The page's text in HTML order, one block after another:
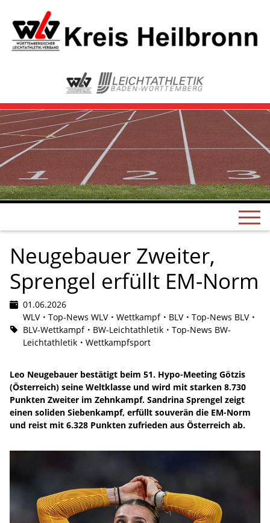
Neugebauer Zweiter,
Sprengel erfüllt EM-Norm
01.06.2026
WLV
Top-News WLV Wettkampf BLV
Top-News BLV
BLV-Wettkampf
BW-Leichtathletik
Top-News BW-
Leichtathletik
Wettkampfsport
Leo Neugebauer bestätigt beim 51. Hypo-Meeting Götzis
(Österreich) seine Weltklasse und wird mit starken 8.730
Punkten Zweiter im Zehnkampf. Sandrina Sprengel zeigt
einen soliden Siebenkampf, erfüllt souverän die EM-Norm
und reist mit 6.328 Punkten zufrieden aus Österreich ab.